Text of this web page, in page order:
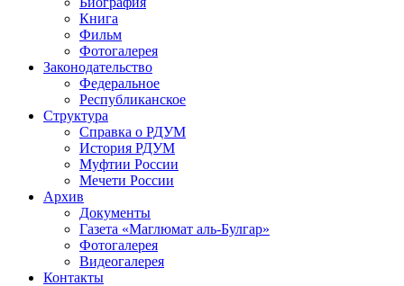
Книга
Фильм
Фотогалерея
Законодательство
Федеральное
Республиканское
Структура
Справка о РДУМ
История РДУМ
Муфтии России
Мечети России
Архив
Документы
Газета «Маглюмат аль-Булгар»
Фотогалерея
Видеогалерея
Контакты